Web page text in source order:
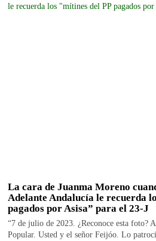
La cara de Juanma Moreno
Adelante Andalucía le recuerda
pagados por Asisa” para el 23-J
“7 de julio de 2023. ¿Reconoce esta foto?
Popular. Usted y el señor Feijóo. Lo